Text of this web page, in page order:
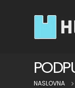
NASLOVNA